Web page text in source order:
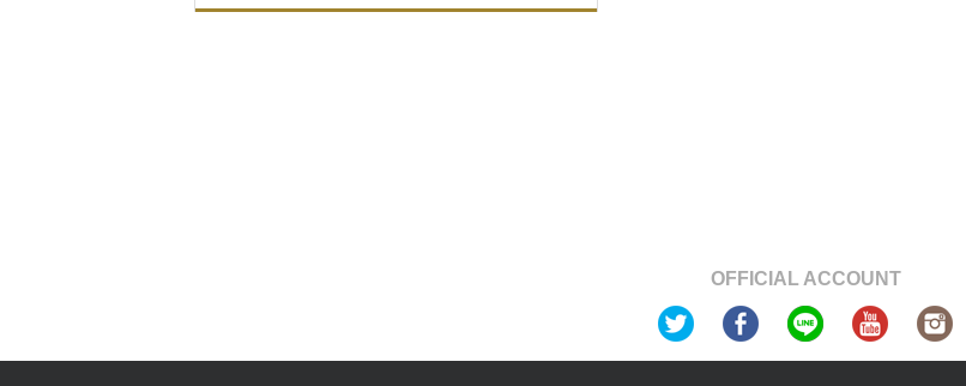
OFFICIAL ACCOUNT